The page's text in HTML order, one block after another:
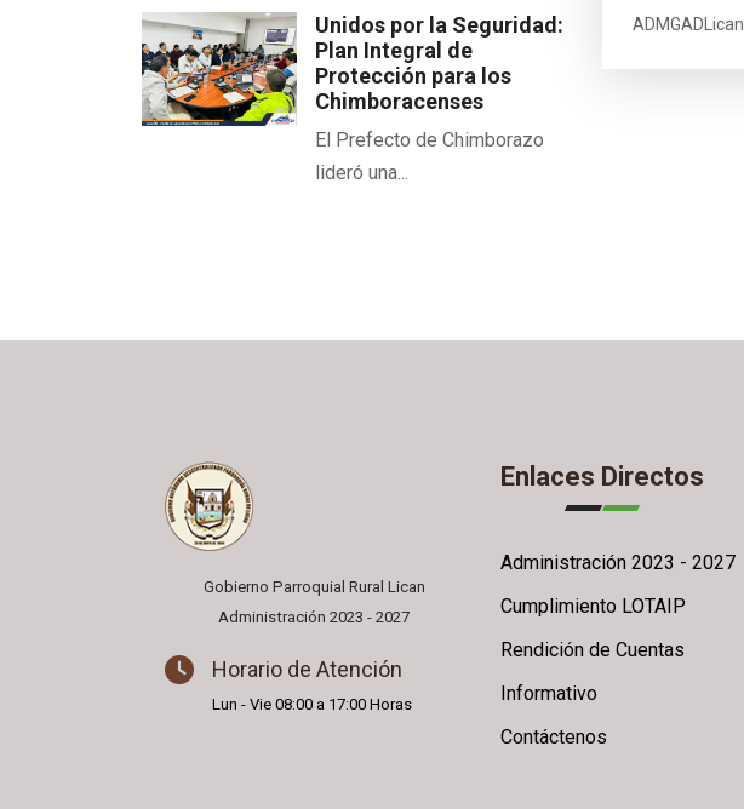
Unidos por la Seguridad:
Plan Integral de
Protección para los
Chimboracenses
El Prefecto de Chimborazo
lideró una...
ADMGADLican
Gobierno Parroquial Rural Lican
Administración 2023 - 2027
Horario de Atención
Lun - Vie 08:00 a 17:00 Horas
Enlaces Directos
Administración 2023 - 2027
Cumplimiento LOTAIP
Rendición de Cuentas
Informativo
Contáctenos